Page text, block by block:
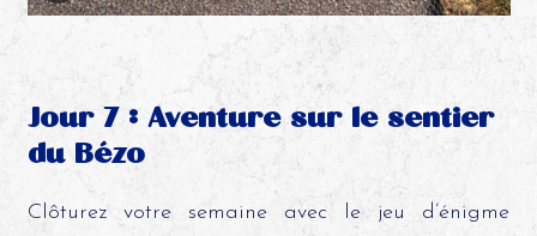
Jour 7 : Aventure sur le sentier
du Bézo
Clôturez votre semaine avec le jeu d’énigme